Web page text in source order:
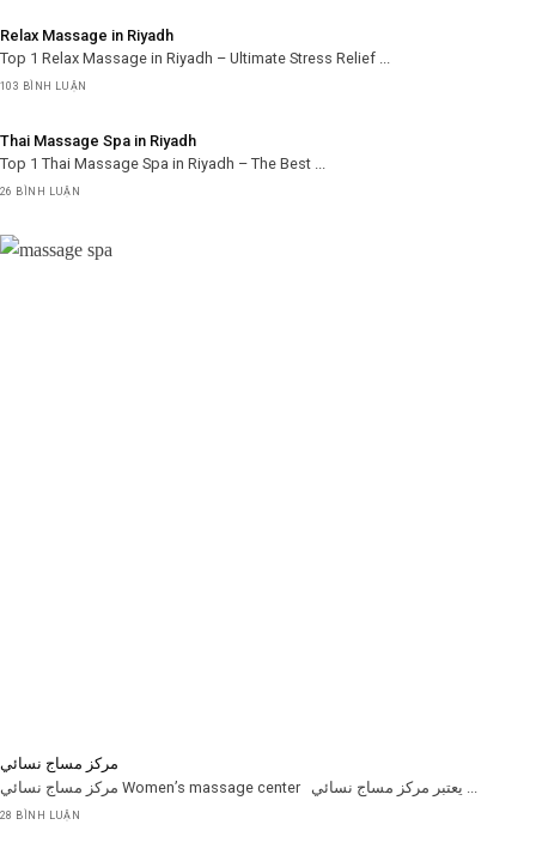
Relax Massage in Riyadh
Top 1 Relax Massage in Riyadh – Ultimate Stress Relief ...
103 BÌNH LUẬN
Thai Massage Spa in Riyadh
Top 1 Thai Massage Spa in Riyadh – The Best ...
26 BÌNH LUẬN
مركز مساج نسائي
28 BÌNH LUẬN